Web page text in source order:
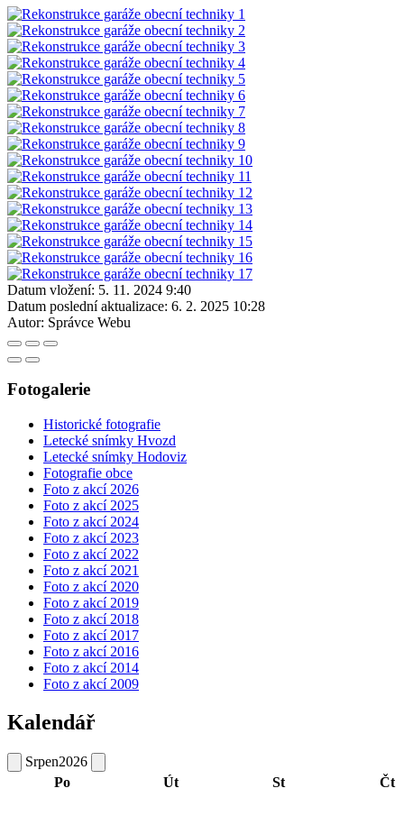
Datum vložení: 5. 11. 2024 9:40
Datum poslední aktualizace: 6. 2. 2025 10:28
Autor: Správce Webu
Fotogalerie
Historické fotografie
Letecké snímky Hvozd
Letecké snímky Hodoviz
Fotografie obce
Foto z akcí 2026
Foto z akcí 2025
Foto z akcí 2024
Foto z akcí 2023
Foto z akcí 2022
Foto z akcí 2021
Foto z akcí 2020
Foto z akcí 2019
Foto z akcí 2018
Foto z akcí 2017
Foto z akcí 2016
Foto z akcí 2014
Foto z akcí 2009
Kalendář
Srpen2026
Po
Út St Čt